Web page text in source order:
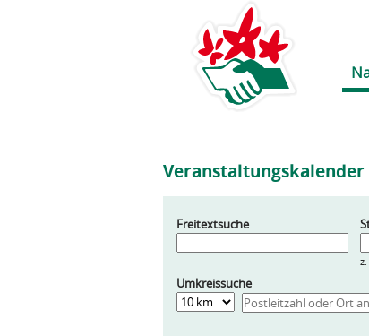
Veranstaltungskalender
Freitextsuche
Umkreissuche
Entfernung